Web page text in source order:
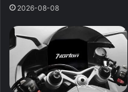
2026-08-08